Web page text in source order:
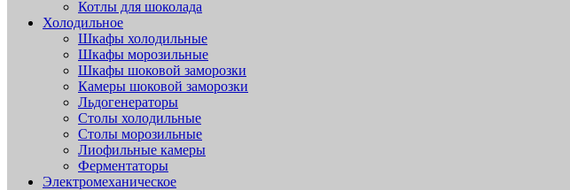
Котлы для шоколада
Холодильное
Шкафы холодильные
Шкафы морозильные
Шкафы шоковой заморозки
Камеры шоковой заморозки
Льдогенераторы
Столы холодильные
Столы морозильные
Лиофильные камеры
Ферментаторы
Электромеханическое